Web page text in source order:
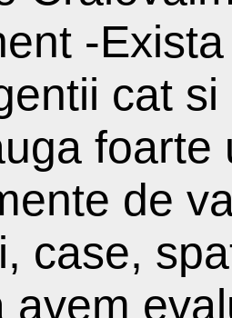
-
cat
foarte
de
case,
avem